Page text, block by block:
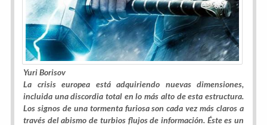
Yuri Borisov
La crisis europea está adquiriendo nuevas dimensiones,
incluida una discordia total en lo más alto de esta estructura.
Los signos de una tormenta furiosa son cada vez más claros a
través del abismo de turbios flujos de información. Éste es un